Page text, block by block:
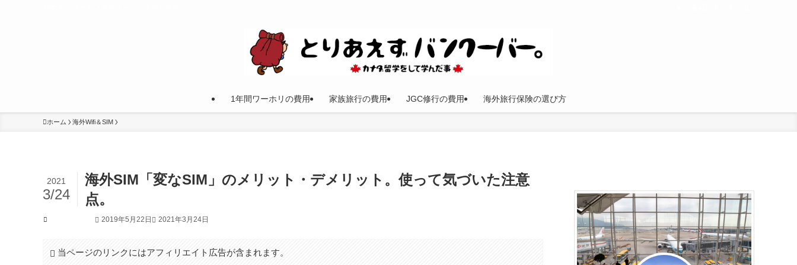
1年間ワーホリの費用 家族旅行の費用 JGC修行の費用 海外旅行保険の選び方
ホーム 海外Wifi＆SIM
海外SIM「変なSIM」のメリット・デメリット。使って気づいた注意
点。
2021
3/24
2019年5月22日 2021年3月24日
当ページのリンクにはアフィリエイト広告が含まれます。